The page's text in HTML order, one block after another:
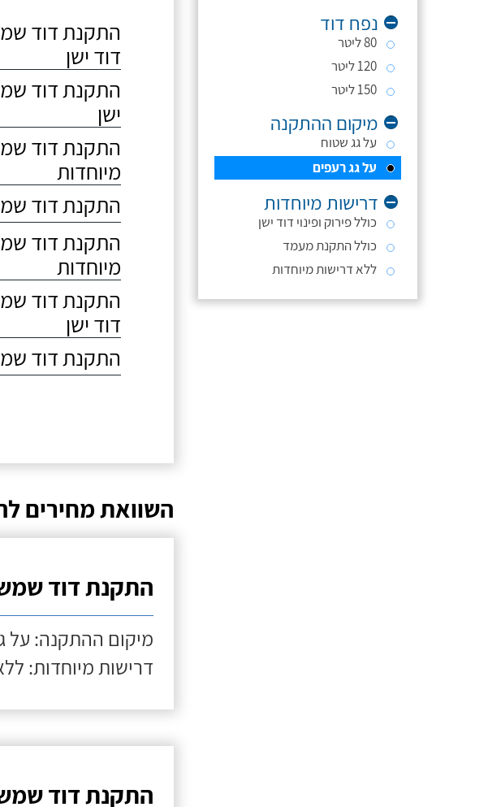
נפח דוד
80 ליטר
120 ליטר
150 ליטר
מיקום ההתקנה
על גג שטוח
על גג רעפים
דרישות מיוחדות
כולל פירוק ופינוי דוד ישן
כולל התקנת מעמד
ללא דרישות מיוחדות
דוד ישן
ישן
מיוחדות
התקנת דוד שמש, 80 ליטר, על גג שטוח, ללא
מיוחדות
דוד ישן
התקנת דוד שמש, 150 ליטר, על גג שטוח, כולל
השוואת מחירים
התקנת דוד שמש
מיקום ההתקנה: על
דרישות מיוחדות:
התקנת דוד שמש